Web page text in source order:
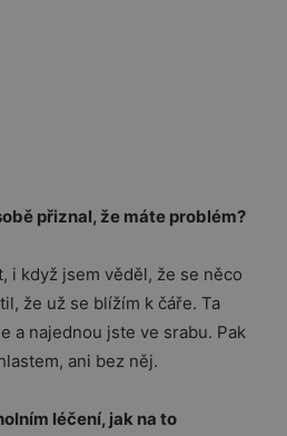
přiznal, že máte problém?
i když jsem věděl, že se něco
že už se blížím k čáře. Ta
a najednou jste ve srabu. Pak
ani bez něj.
léčení, jak na to